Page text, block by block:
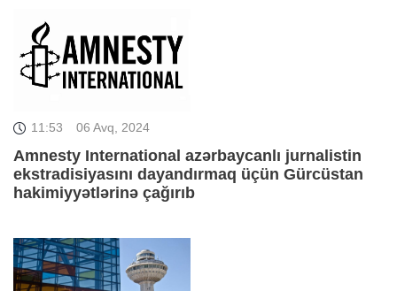
11:53 06 Avq, 2024
Amnesty International azərbaycanlı jurnalistin
ekstradisiyasını dayandırmaq üçün Gürcüstan
hakimiyyətlərinə çağırıb